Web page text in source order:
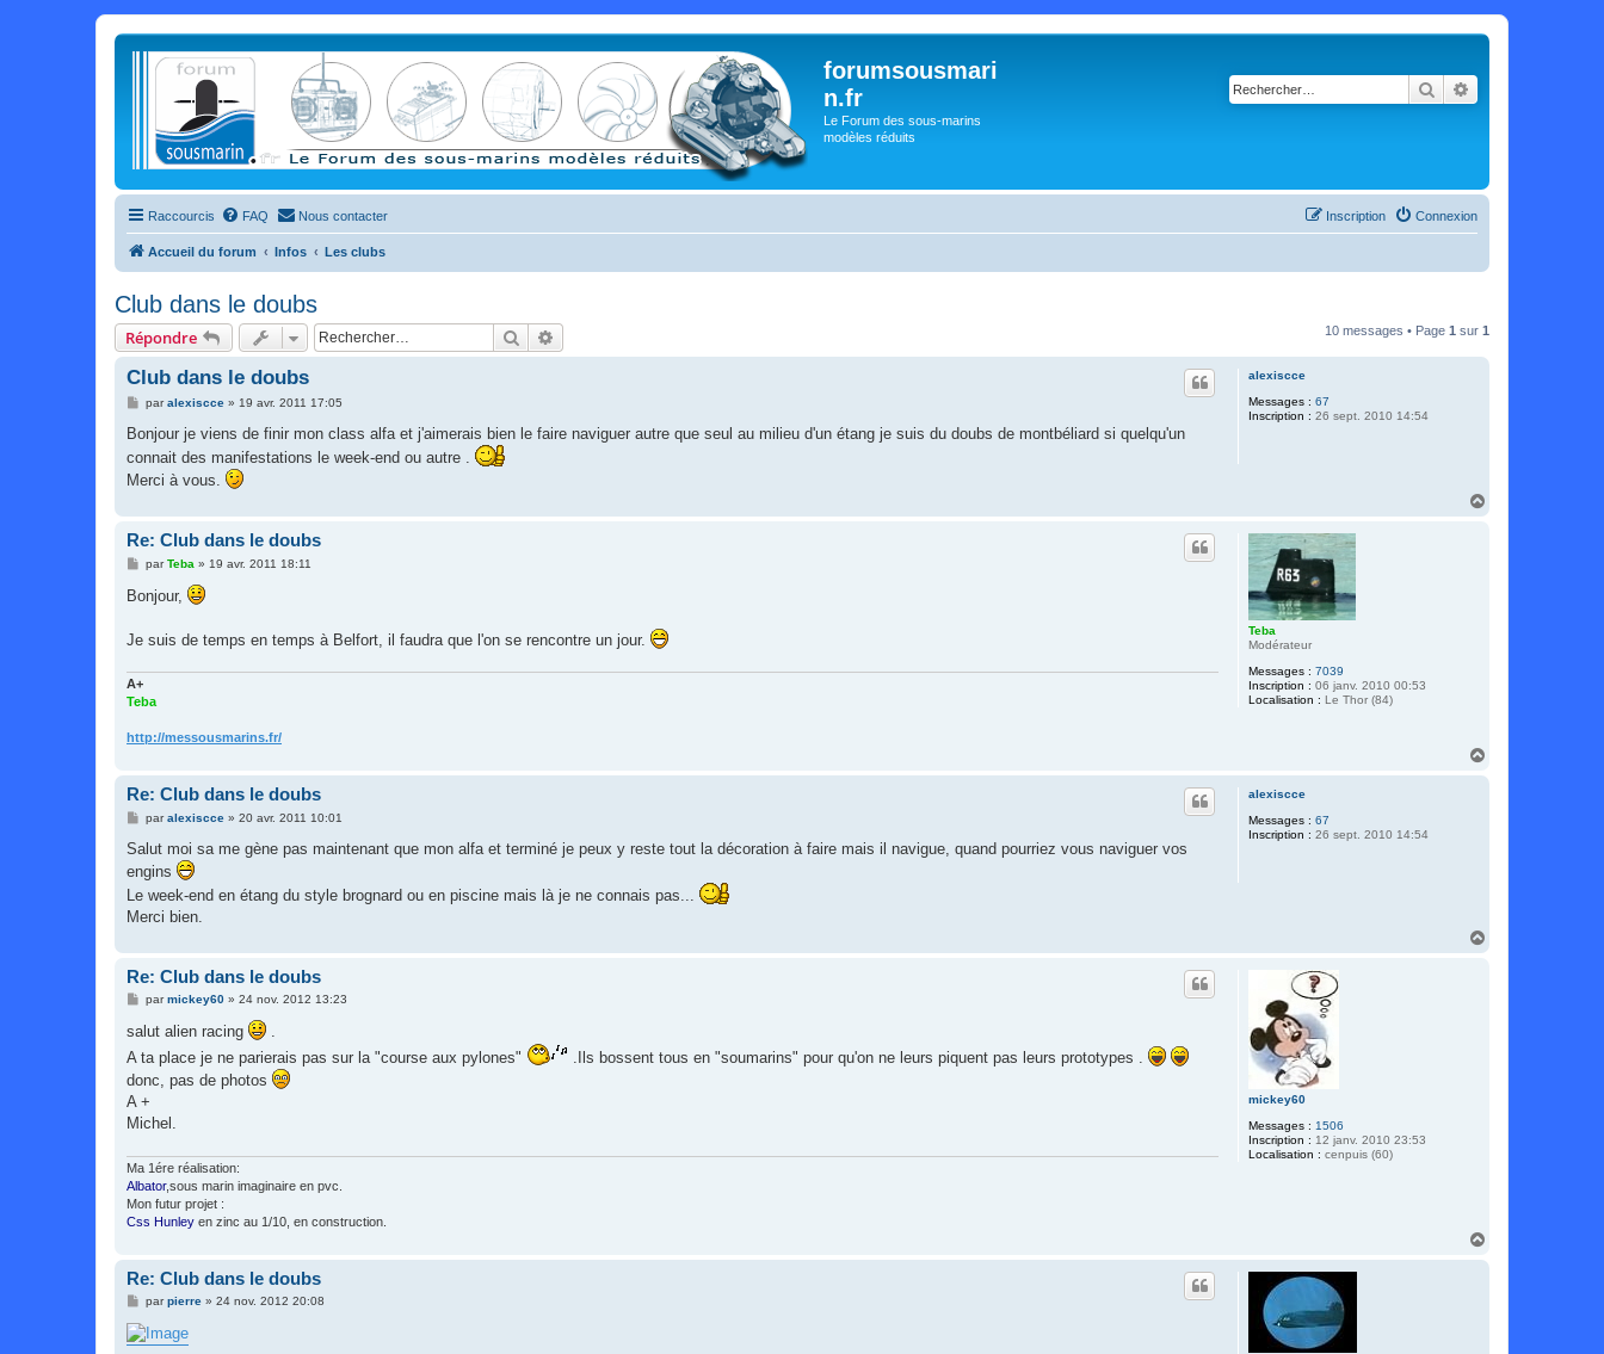
forumsousmari
n.fr
Le Forum des sous-marins
modèles réduits
Rechercher
Raccourcis FAQ Nous contacter Connexion
Inscription
Accueil du forum Infos Les clubs
Club dans le doubs
Répondre Rechercher 10 messages • Page 1 sur 1
alexiscce
Messages : 67
Inscription : 26 sept. 2010 14:54
Club dans le doubs
M
s
a
e
paralexiscce» 19 avr. 2011 17:05
Bonjour je viens de finir mon class alfa et j'aimerais bien le faire naviguer autre que seul au milieu d'un étang je suis du doubs de montbéliard si quelqu'un
connait des manifestations le week-end ou autre .
Merci à vous.
Teba
Modérateur
Messages : 7039
Inscription : 06 janv. 2010 00:53
Localisation : Le Thor (84)
Re: Club dans le doubs
M
s
s
e
parTeba » 19 avr. 2011 18:11
Bonjour,
Je suis de temps en temps à Belfort, il faudra que l'on se rencontre un jour.
A+
Teba
http://messousmarins.fr/
alexiscce
Messages : 67
Inscription : 26 sept. 2010 14:54
Re: Club dans le doubs
M
s
a
e
paralexiscce» 20 avr. 2011 10:01
Salut moi sa me gène pas maintenant que mon alfa et terminé je peux y reste tout la décoration à faire mais il navigue, quand pourriez vous naviguer vos
engins
Le week-end en étang du style brognard ou en piscine mais là je ne connais pas...
Merci bien.
mickey60
Messages : 1506
Inscription : 12 janv. 2010 23:53
Localisation : cenpuis (60)
Re: Club dans le doubs
M
s
s
a
e
parmickey60» 24 nov. 2012 13:23
salut alien racing
.
A ta place je ne parierais pas sur la "course aux pylones"
.Ils bossent tous en "soumarins" pour qu'on ne leurs piquent pas leurs prototypes .
donc, pas de photos
A +
Michel.
Ma 1ére réalisation:
Albator,sous marin imaginaire en pvc.
Mon futur projet :
Css Hunley en zinc au 1/10, en construction.
Re: Club dans le doubs
M
s
s
parpierre» 24 nov. 2012 20:08